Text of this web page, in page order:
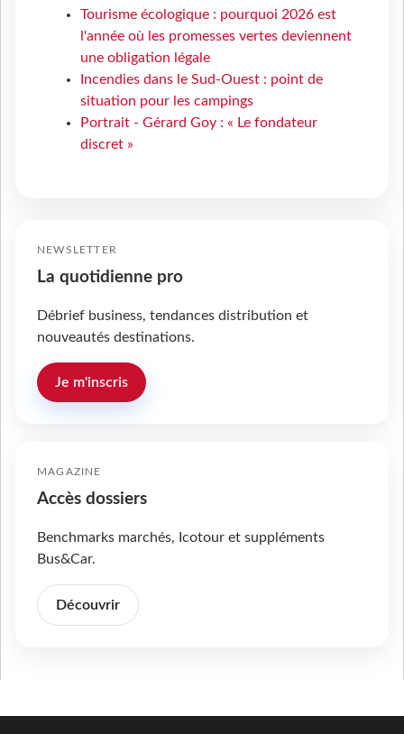
Tourisme écologique : pourquoi 2026 est
l'année où les promesses vertes deviennent
une obligation légale
Incendies dans le Sud-Ouest : point de
situation pour les campings
Portrait - Gérard Goy : « Le fondateur
discret »
NEWSLETTER
La quotidienne pro
Débrief business, tendances distribution et
nouveautés destinations.
Je m'inscris
MAGAZINE
Accès dossiers
Benchmarks marchés, Icotour et suppléments
Bus&Car.
Découvrir